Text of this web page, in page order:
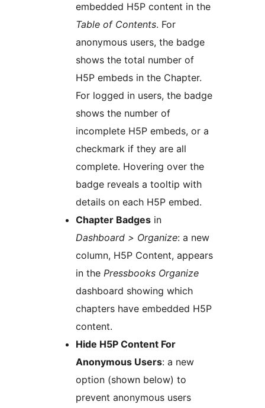
embedded H5P content in the
Table of Contents. For
anonymous users, the badge
shows the total number of
H5P embeds in the Chapter.
For logged in users, the badge
shows the number of
incomplete H5P embeds, or a
checkmark if they are all
complete. Hovering over the
badge reveals a tooltip with
details on each H5P embed.
Chapter Badges in
Dashboard > Organize: a new
column, H5P Content, appears
in the Pressbooks Organize
dashboard showing which
chapters have embedded H5P
content.
Hide H5P Content For
Anonymous Users: a new
option (shown below) to
prevent anonymous users